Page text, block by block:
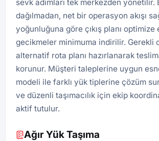
sevk adımları tek merkezden
dağılmadan, net bir operasyon akışı
yoğunluğuna göre çıkış planı optimize
gecikmeler minimuma indirilir. Gerekli
alternatif rota planı hazırlanarak
korunur. Müşteri taleplerine uygun
modeli ile farklı yük tiplerine çözüm
ve düzenli taşımacılık için ekip
aktif tutulur.
Ağır Yük Taşıma